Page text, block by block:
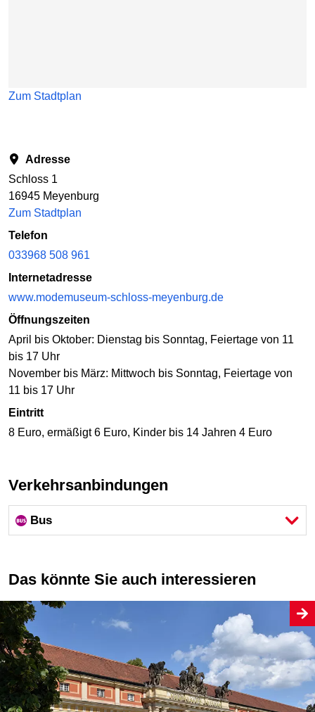
Zum Stadtplan
Adresse
Schloss 1
16945 Meyenburg
Zum Stadtplan
Telefon
033968 508 961
Internetadresse
www.modemuseum-schloss-meyenburg.de
Öffnungszeiten
April bis Oktober: Dienstag bis Sonntag, Feiertage von 11
bis 17 Uhr
November bis März: Mittwoch bis Sonntag, Feiertage von
11 bis 17 Uhr
Eintritt
8 Euro, ermäßigt 6 Euro, Kinder bis 14 Jahren 4 Euro
Verkehrsanbindungen
Bus
Das könnte Sie auch interessieren